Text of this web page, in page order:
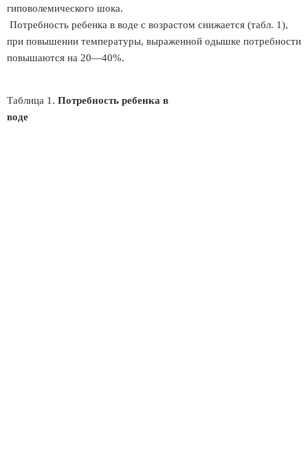
гиповолемического шока.
Потребность ребенка в воде с возрастом снижается (табл. 1),
при повышении температуры, выраженной одышке потребности
повышаются на 20—40%.
Таблица 1. Потребность ребенка в
воде